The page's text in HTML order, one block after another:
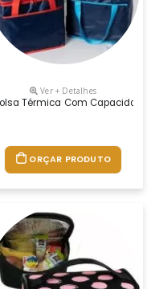
Térmica Grande Em
Ver + Detalhes
Térmica Com Capacidade
ORÇAR PRODUTO